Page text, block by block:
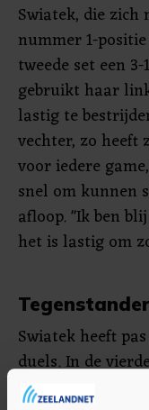
Swiatek, die zich
nummer 1-
tweede set een
gebruikt haar
lastig te
vechter, zo heeft
voor iedere
snel om kunnen
afloop. "Ik ben
het is lastig om
Swiatek heeft
duels. In de
bij 5-1 op en